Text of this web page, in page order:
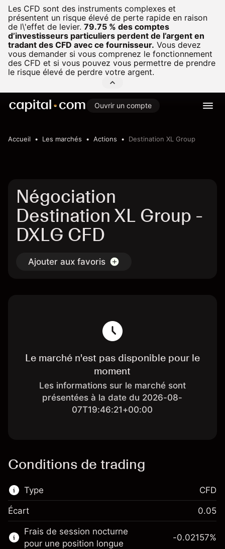
Les CFD sont des instruments complexes et
présentent un risque élevé de perte rapide en raison
de l\'effet de levier. 79.75 % des comptes
d’investisseurs particuliers perdent de l’argent en
tradant des CFD avec ce fournisseur. Vous devez
vous demander si vous comprenez le fonctionnement
des CFD et si vous pouvez vous permettre de prendre
le risque élevé de perdre votre argent.
Ouvrir un compte
Accueil Les marchés Actions Destination XL Group
Négociation
Destination XL Group -
DXLG CFD
Ajouter aux favoris
Le marché n'est pas disponible pour le
moment
Les informations sur le marché sont
présentées à la date du 2026-08-
07T19:46:21+00:00
Conditions de trading
Type
Ce marché financier est disponible pour le
trading de CFD.
CFD
Écart 0.05
Frais de session nocturne
pour une position longue
-0.02157%